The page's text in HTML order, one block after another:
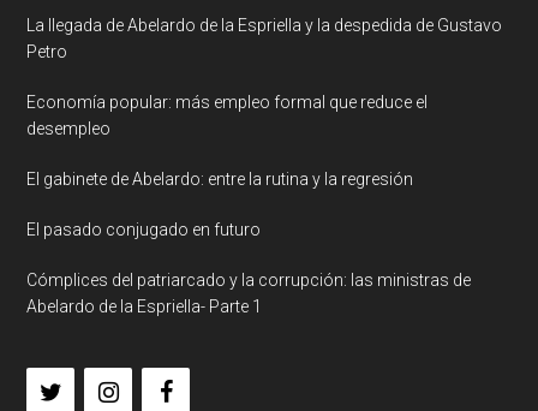
La llegada de Abelardo de la Espriella y la despedida de Gustavo
Petro
Economía popular: más empleo formal que reduce el
desempleo
El gabinete de Abelardo: entre la rutina y la regresión
El pasado conjugado en futuro
Cómplices del patriarcado y la corrupción: las ministras de
Abelardo de la Espriella- Parte 1